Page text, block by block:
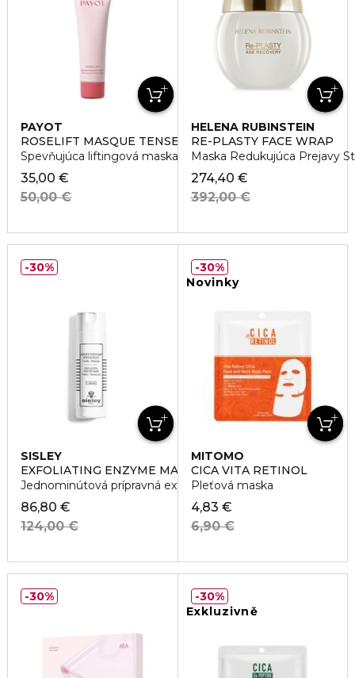
PAYOT
ROSELIFT MASQUE TENSEUR LIFTANT
Spevňujúca liftingová maska na tvár
35,00 €
50,00 €
HELENA RUBINSTEIN
RE-PLASTY FACE WRAP
Maska Redukujúca Prejavy
274,40 €
392,00 €
SISLEY
EXFOLIATING ENZYME MASK
Jednominútová prípravná exfoliačná enzymatická maska
86,80 €
124,00 €
30%
Novinky
MITOMO
CICA VITA RETINOL
Pleťová maska
4,83 €
6,90 €
30%
30%
Exkluzivně
30%